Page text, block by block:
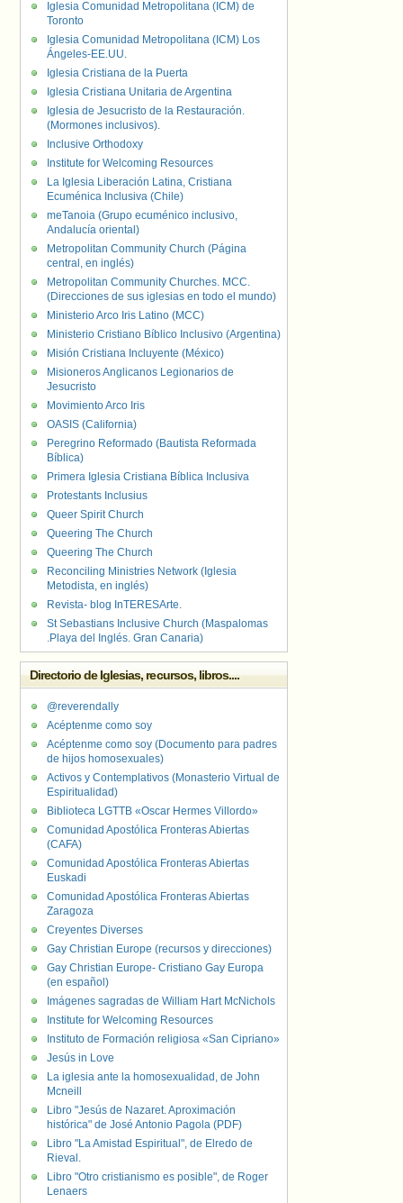
Iglesia Comunidad Metropolitana (ICM) de
Toronto
Iglesia Comunidad Metropolitana (ICM) Los
Ángeles-EE.UU.
Iglesia Cristiana de la Puerta
Iglesia Cristiana Unitaria de Argentina
Iglesia de Jesucristo de la Restauración.
(Mormones inclusivos).
Inclusive Orthodoxy
Institute for Welcoming Resources
La Iglesia Liberación Latina, Cristiana
Ecuménica Inclusiva (Chile)
meTanoia (Grupo ecuménico inclusivo,
Andalucía oriental)
Metropolitan Community Church (Página
central, en inglés)
Metropolitan Community Churches. MCC.
(Direcciones de sus iglesias en todo el mundo)
Ministerio Arco Iris Latino (MCC)
Ministerio Cristiano Bíblico Inclusivo (Argentina)
Misión Cristiana Incluyente (México)
Misioneros Anglicanos Legionarios de
Jesucristo
Movimiento Arco Iris
OASIS (California)
Peregrino Reformado (Bautista Reformada
Bíblica)
Primera Iglesia Cristiana Bíblica Inclusiva
Protestants Inclusius
Queer Spirit Church
Queering The Church
Queering The Church
Reconciling Ministries Network (Iglesia
Metodista, en inglés)
Revista- blog InTERESArte.
St Sebastians Inclusive Church (Maspalomas
.Playa del Inglés. Gran Canaria)
Directorio de Iglesias, recursos, libros....
@reverendally
Acéptenme como soy
Acéptenme como soy (Documento para padres
de hijos homosexuales)
Activos y Contemplativos (Monasterio Virtual de
Espiritualidad)
Biblioteca LGTTB «Oscar Hermes Villordo»
Comunidad Apostólica Fronteras Abiertas
(CAFA)
Comunidad Apostólica Fronteras Abiertas
Euskadi
Comunidad Apostólica Fronteras Abiertas
Zaragoza
Creyentes Diverses
Gay Christian Europe (recursos y direcciones)
Gay Christian Europe- Cristiano Gay Europa
(en español)
Imágenes sagradas de William Hart McNichols
Institute for Welcoming Resources
Instituto de Formación religiosa «San Cipriano»
Jesús in Love
La iglesia ante la homosexualidad, de John
Mcneill
Libro "Jesús de Nazaret. Aproximación
histórica" de José Antonio Pagola (PDF)
Libro "La Amistad Espiritual", de Elredo de
Rieval.
Libro "Otro cristianismo es posible", de Roger
Lenaers